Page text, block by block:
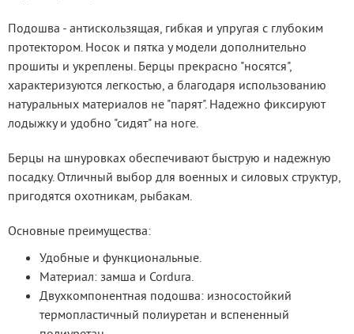
Подошва - антискользящая, гибкая и упругая с глубоким
протектором. Носок и пятка у модели дополнительно
прошиты и укреплены. Берцы прекрасно "носятся",
характеризуются легкостью, а благодаря использованию
натуральных материалов не "парят". Надежно фиксируют
лодыжку и удобно "сидят" на ноге.
Берцы на шнуровках обеспечивают быструю и надежную
посадку. Отличный выбор для военных и силовых структур,
пригодятся охотникам, рыбакам.
Основные преимущества:
Удобные и функциональные.
Материал: замша и Cordura.
Двухкомпонентная подошва: износостойкий
термопластичный полиуретан и вспененный